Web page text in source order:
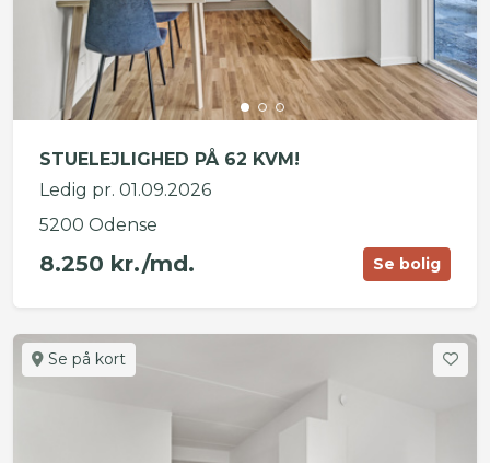
STUELEJLIGHED PÅ 62 KVM!
Ledig pr. 01.09.2026
5200 Odense
8.250 kr./md. Se bolig
Se på kort